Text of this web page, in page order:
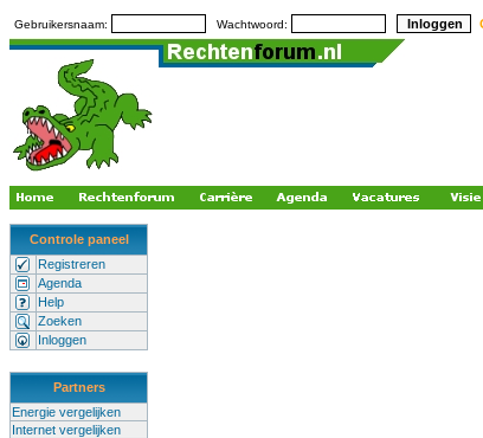
Gebruikersnaam: Wachtwoord:
Controle paneel
Registreren
Agenda
Help
Zoeken
Inloggen
Partners
Energie vergelijken
Internet vergelijken